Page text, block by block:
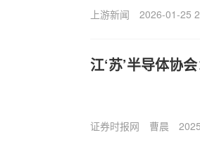
上游新闻 2026-01-25
江‘苏’半导体协
证券时报网 曹晨